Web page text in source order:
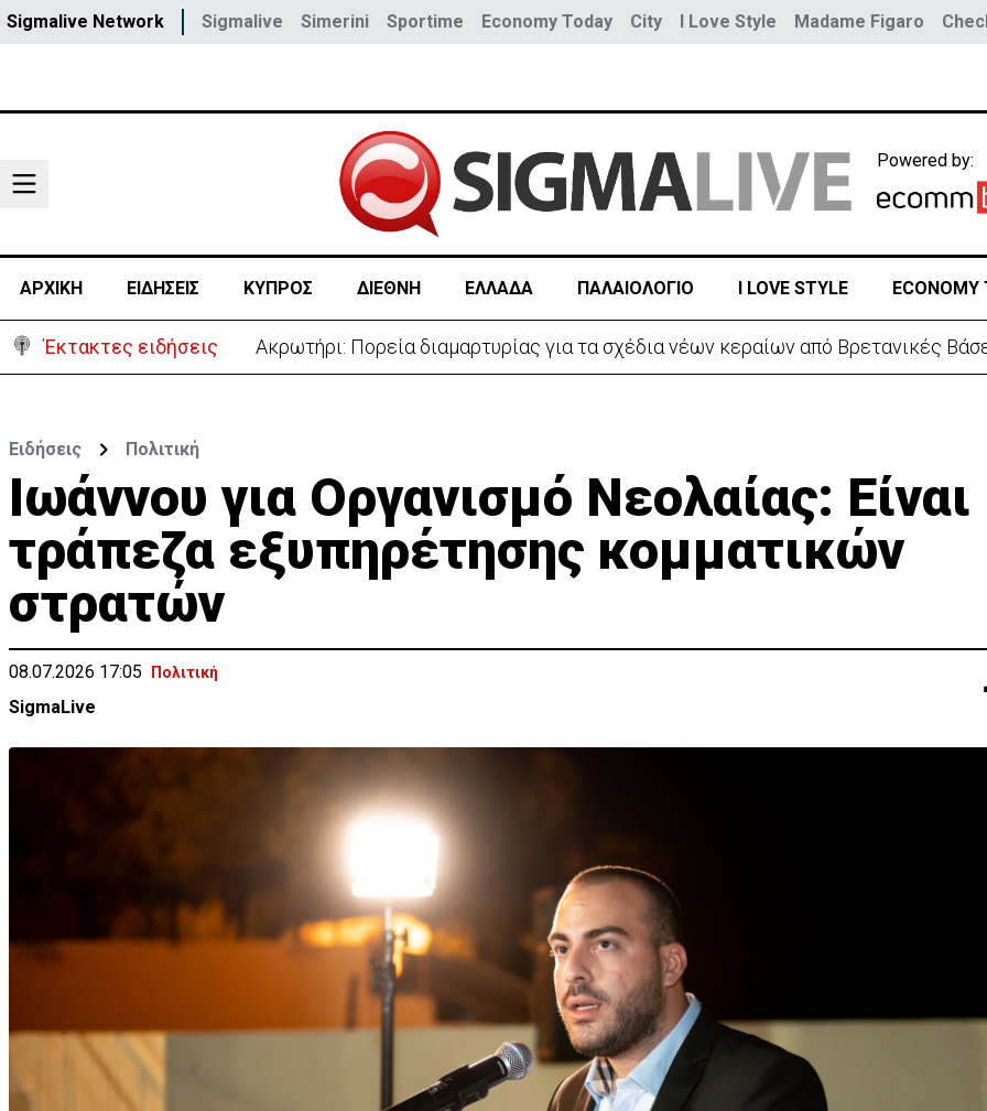
Sigmalive Network Sigmalive Simerini Sportime Economy Today City I Love Style Madame Figaro
Powered by:
ΑΡΧΙΚΗ ΕΙΔΗΣΕΙΣ ΚΥΠΡΟΣ ΔΙΕΘΝΗ ΕΛΛΑΔΑ ΠΑΛΑΙΟΛΟΓΙΟ I LOVE STYLE ECONOMY
Έκτακτες ειδήσεις «Πόλεμος» Σάντσεθ-Μελόνι λόγω της Θέουτα: Ελέγχους και από Ισπανία στα
Ειδήσεις Πολιτική
Ιωάννου για Οργανισμό Νεολαίας: Είναι
τράπεζα εξυπηρέτησης κομματικών
στρατών
08.07.2026 17:05 Πολιτική
SigmaLive